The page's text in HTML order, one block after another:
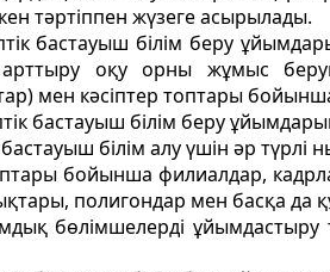
тәртiппен жүзеге асырылады.
бастауыш білім беру
арттыру оқу орны жұмыс
мен кәсiптер топтары
бастауыш білім беру
білім алу үшiн әр түрлi
бойынша филиалдар,
полигондар мен басқа да
бөлiмшелердi ұйымдастыру